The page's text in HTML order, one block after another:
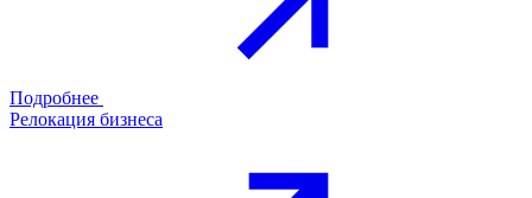
Подробнее
Релокация бизнеса